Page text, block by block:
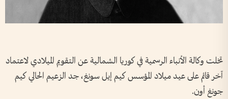
تخلت وكالة الأنباء الرسمية في كوريا الشمالية عن التقويم الميلادي لاعتماد
آخر قائم على عيد ميلاد المؤسس كيم إيل سونغ، جد الزعيم الحالي كيم
جونغ أون.